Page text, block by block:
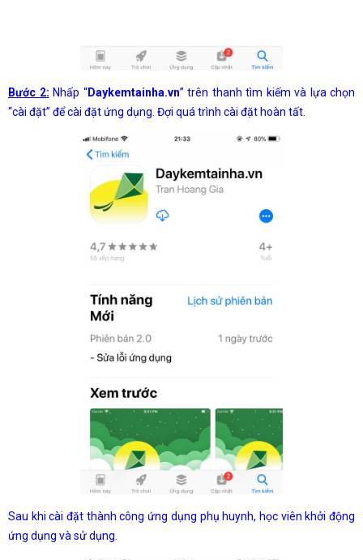
Bước 2: Nhấp “Daykemtainha.vn” trên thanh tìm kiếm và lựa chọn
“cài đặt” để cài đặt ứng dụng. Đợi quá trình cài đặt hoàn tất.
Sau khi cài đặt thành công ứng dụng phụ huynh, học viên khởi động
ứng dụng và sử dụng.